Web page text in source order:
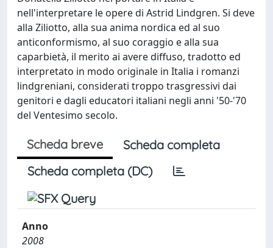
nell'interpretare le opere di Astrid Lindgren. Si deve
alla Ziliotto, alla sua anima nordica ed al suo
anticonformismo, al suo coraggio e alla sua
caparbietà, il merito ai avere diffuso, tradotto ed
interpretato in modo originale in Italia i romanzi
lindgreniani, considerati troppo trasgressivi dai
genitori e dagli educatori italiani negli anni '50-'70
del Ventesimo secolo.
Scheda breve
Scheda completa
Scheda completa (DC)
Anno
2008